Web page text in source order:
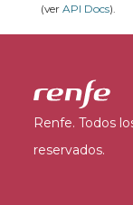
(ver API Docs).
Renfe. Todos
reservados.